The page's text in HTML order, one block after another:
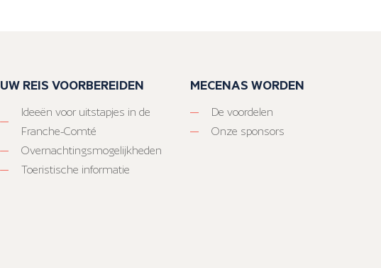
UW REIS VOORBEREIDEN
Ideeën voor uitstapjes in de
Franche-Comté
Overnachtingsmogelijkheden
Toeristische informatie
MECENAS WORDEN
De voordelen
Onze sponsors